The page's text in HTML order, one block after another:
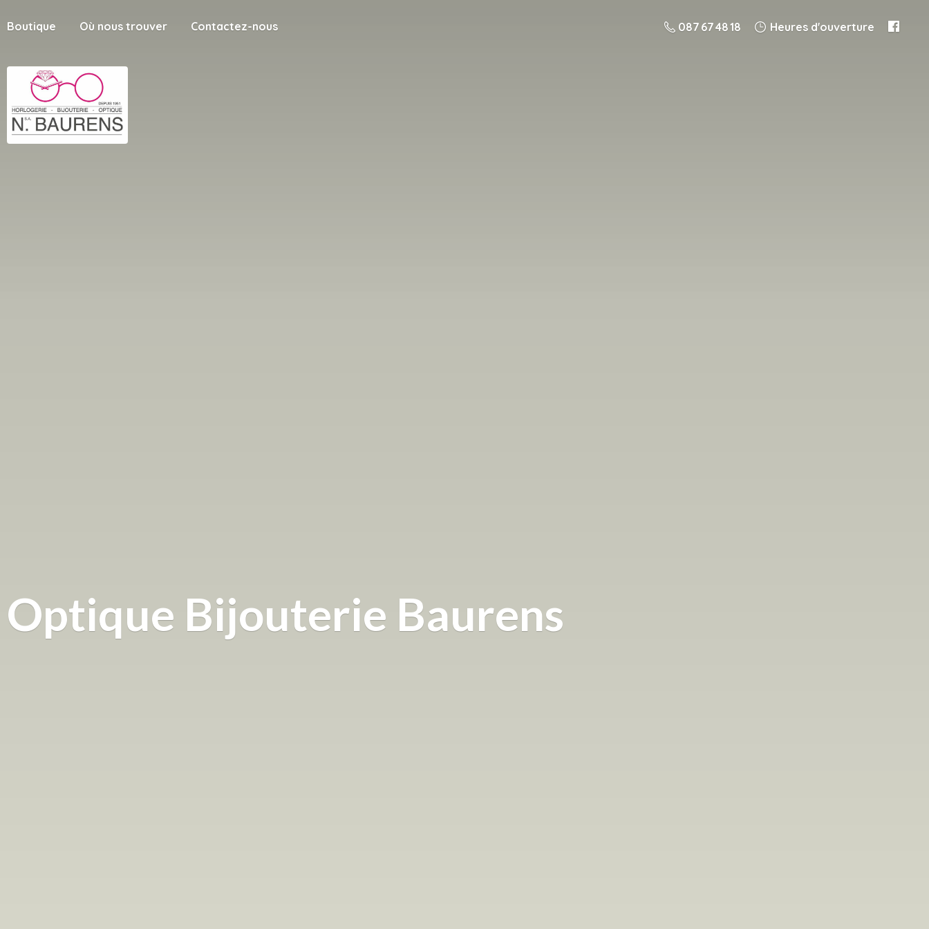
Boutique Où nous trouver Contactez-nous 087 67 48 18 Heures d'ouverture
Optique Bijouterie Baurens